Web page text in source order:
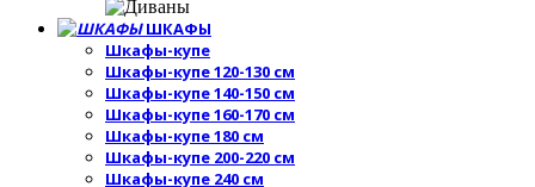
ШКАФЫ
Шкафы-купе
Шкафы-купе 120-130 см
Шкафы-купе 140-150 см
Шкафы-купе 160-170 см
Шкафы-купе 180 см
Шкафы-купе 200-220 см
Шкафы-купе 240 см